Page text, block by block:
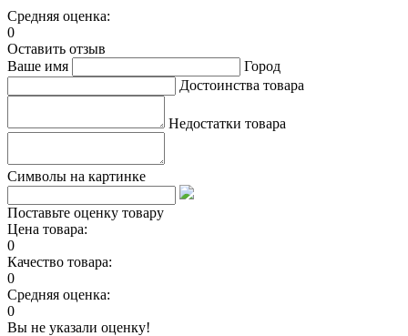
Средняя оценка:
0
Оставить отзыв
Ваше имя
Город
Достоинства товара
Недостатки товара
Символы на картинке
Поставьте оценку товару
Цена товара:
0
Качество товара:
0
Средняя оценка:
0
Вы не указали оценку!